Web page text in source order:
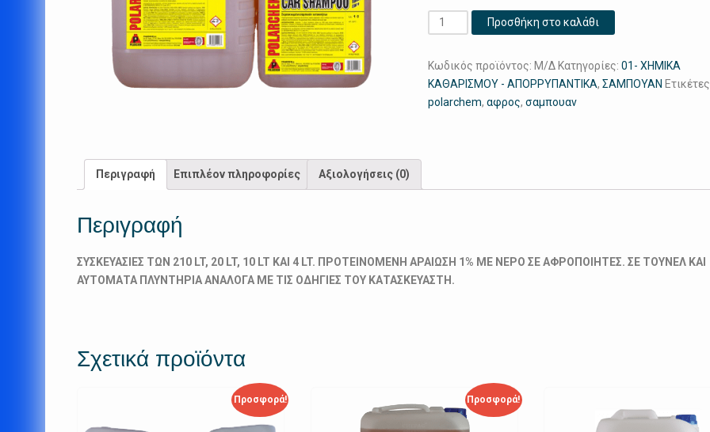
Car
Shampoo
ποσότητα
Προσθήκη στο καλάθι
Κωδικός προϊόντος: Μ/Δ Κατηγορίες:01- ΧΗΜΙΚΑ
ΚΑΘΑΡΙΣΜΟΥ - ΑΠΟΡΡΥΠΑΝΤΙΚΑ,ΣΑΜΠΟΥΑΝ
polarchem,αφρος,σαμπουαν
Περιγραφή Επιπλέον πληροφορίες Αξιολογήσεις (0)
Περιγραφή
ΣΥΣΚΕΥΑΣΙΕΣ ΤΩΝ 210 LT, 20 LT, 10 LT KAI 4 LT. ΠΡΟΤΕΙΝΟΜΕΝΗ ΑΡΑΙΩΣΗ 1% ΜΕ ΝΕΡΟ ΣΕ ΑΦΡΟΠΟΙΗΤΕΣ. ΣΕ ΤΟΥΝΕΛ ΚΑΙ
ΑΥΤΟΜΑΤΑ ΠΛΥΝΤΗΡΙΑ ΑΝΑΛΟΓΑ ΜΕ ΤΙΣ ΟΔΗΓΙΕΣ ΤΟΥ ΚΑΤΑΣΚΕΥΑΣΤΗ.
Σχετικά προϊόντα
Προσφορά! Προσφορά!